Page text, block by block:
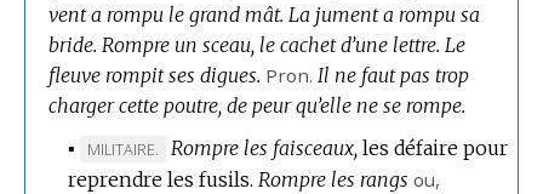
vent a rompu le grand mât. La jument a rompu sa
bride. Rompre un sceau, le cachet d’une lettre. Le
fleuve rompit ses digues. Pron. Il ne faut pas trop
charger cette poutre, de peur qu’elle ne se rompe.
▪
MARQUE
DE
MILITAIRE. Rompre les faisceaux, les défaire pour
reprendre les fusils. Rompre les rangs ou,